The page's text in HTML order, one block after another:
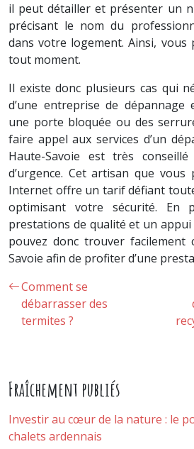
il peut détailler et présenter un
précisant le nom du
dans votre logement. Ainsi, vous
tout moment.
Il existe donc plusieurs cas qui
d’une entreprise de dépannage
une porte bloquée ou des
faire appel aux services d’un
Haute-Savoie est très
d’urgence. Cet artisan que
Internet offre un tarif défiant
optimisant votre sécurité. En
prestations de qualité et un appui
pouvez donc trouver facilement
Savoie afin de profiter d’une
Comment se
débarrasser des
termites ?
Fraîchement publiés
Investir au cœur de la nature : le
chalets ardennais